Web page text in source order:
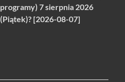
programy) 7 sierpnia 2026
(Piątek)? [2026-08-07]